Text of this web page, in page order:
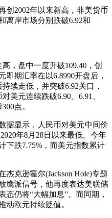
2002年以来新高，非美货币
离岸市场分别跌破6.92和
盘中一度升破109.40，创
即期汇率在以6.8990开盘后，
续走低，并突破6.92关口，
美元连续跌破6.90、6.91、
点。
显示，人民币对美元中间价
年8月28日以来最低。今年
下跌7.75%，而美元指数累计
克逊霍尔(Jackson Hole)专题
鹰派信号，他再度表达美联储
态仍将“大幅加息”。而同期，
动欧元持续贬值。